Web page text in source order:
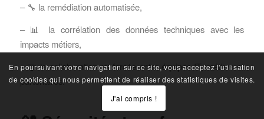
– 🔧 la remédiation automatisée,
– 📊 la corrélation des données techniques avec les
impacts métiers,
– 🤝 la collaboration renforcée entre équipes IT, métiers et
partenaires.
En poursuivant votre navigation sur ce site, vous acceptez l'utilisation
de cookies qui nous permettent de réaliser des statistiques de visites.
J'ai compris !